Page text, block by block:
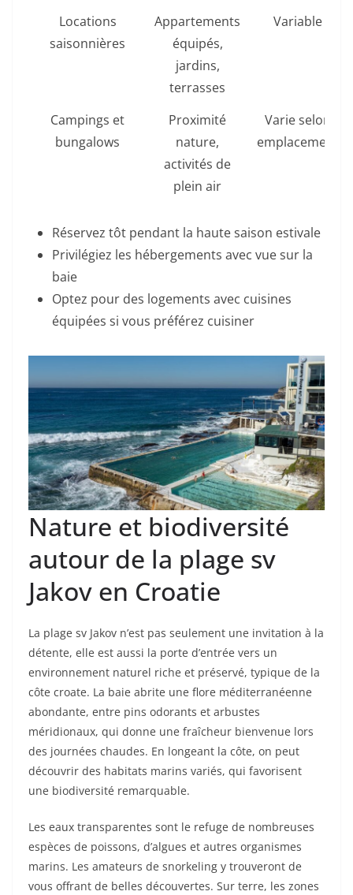
Locations
saisonnières
Appartements
équipés,
jardins,
terrasses
Variable
Campings et
bungalows
Proximité
nature,
activités de
plein air
Varie selon
emplacement
Réservez tôt pendant la haute saison estivale
Privilégiez les hébergements avec vue sur la
baie
Optez pour des logements avec cuisines
équipées si vous préférez cuisiner
Nature et biodiversité
autour de la plage sv
Jakov en Croatie
La plage sv Jakov n’est pas seulement une invitation à la
détente, elle est aussi la porte d’entrée vers un
environnement naturel riche et préservé, typique de la
côte croate. La baie abrite une flore méditerranéenne
abondante, entre pins odorants et arbustes
méridionaux, qui donne une fraîcheur bienvenue lors
des journées chaudes. En longeant la côte, on peut
découvrir des habitats marins variés, qui favorisent
une biodiversité remarquable.
Les eaux transparentes sont le refuge de nombreuses
espèces de poissons, d’algues et autres organismes
marins. Les amateurs de snorkeling y trouveront de
vous offrant de belles découvertes. Sur terre, les zones